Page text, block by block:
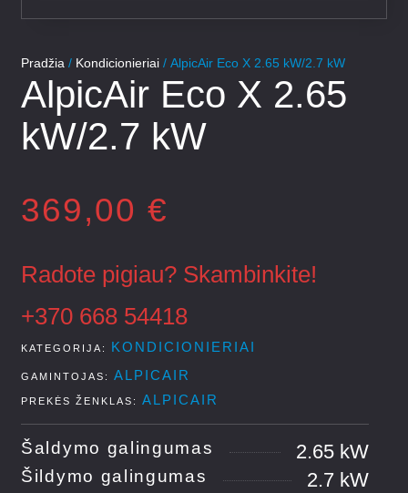
Pradžia / Kondicionieriai / AlpicAir Eco X 2.65 kW/2.7 kW
AlpicAir Eco X 2.65
kW/2.7 kW
369,00 €
Radote pigiau? Skambinkite!
+370 668 54418
KATEGORIJA KONDICIONIERIAI
GAMINTOJAS ALPICAIR
PREKĖS ŽENKLAS: ALPICAIR
Šaldymo galingumas 2.65 kW
Šildymo galingumas 2.7 kW